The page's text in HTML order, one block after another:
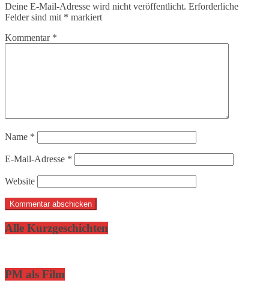
Deine E-Mail-Adresse wird nicht veröffentlicht. Erforderliche
Felder sind mit * markiert
Kommentar *
Name *
E-Mail-Adresse *
Website
Alle Kurzgeschichten
PM als Film